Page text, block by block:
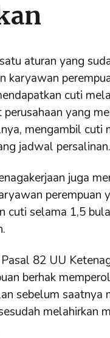
aturan yang
karyawan
cuti
yang
mengambil cuti
jadwal persalinan.
juga
perempuan
cuti selama 1,5
82 UU
berhak
sebelum saatnya
melahirkan